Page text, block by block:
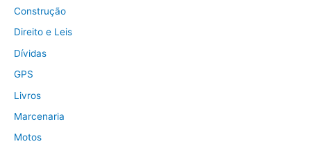
Construção
Direito e Leis
Dívidas
GPS
Livros
Marcenaria
Motos